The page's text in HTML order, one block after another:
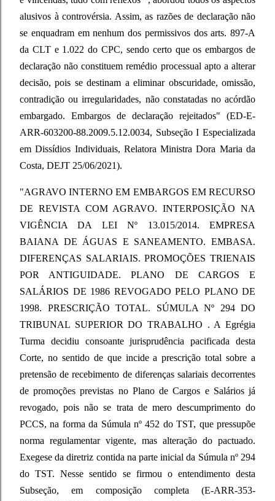
alusivos à controvérsia. Assim, as razões de declaração não
se enquadram em nenhum dos permissivos dos arts. 897-A
da CLT e 1.022 do CPC, sendo certo que os embargos de
declaração não constituem remédio processual apto a alterar
decisão, pois se destinam a eliminar obscuridade, omissão,
contradição ou irregularidades, não constatadas no acórdão
embargado. Embargos de declaração rejeitados" (ED-E-
ARR-603200-88.2009.5.12.0034, Subseção I Especializada
em Dissídios Individuais, Relatora Ministra Dora Maria da
Costa, DEJT 25/06/2021).
"AGRAVO INTERNO EM EMBARGOS EM RECURSO
DE REVISTA COM AGRAVO. INTERPOSIÇÃO NA
VIGÊNCIA DA LEI Nº 13.015/2014. EMPRESA
BAIANA DE ÁGUAS E SANEAMENTO. EMBASA.
DIFERENÇAS SALARIAIS. PROMOÇÕES TRIENAIS
POR ANTIGUIDADE. PLANO DE CARGOS E
SALÁRIOS DE 1986 REVOGADO PELO PLANO DE
1998. PRESCRIÇÃO TOTAL. SÚMULA Nº 294 DO
TRIBUNAL SUPERIOR DO TRABALHO . A Egrégia
Turma decidiu consoante jurisprudência pacificada desta
Corte, no sentido de que incide a prescrição total sobre a
pretensão de recebimento de diferenças salariais decorrentes
de promoções previstas no Plano de Cargos e Salários já
revogado, pois não se trata de mero descumprimento do
PCCS, na forma da Súmula nº 452 do TST, que pressupõe
norma regulamentar vigente, mas alteração do pactuado.
Exegese da diretriz contida na parte inicial da Súmula nº 294
do TST. Nesse sentido se firmou o entendimento desta
Subseção, em composição completa (E-ARR-353-